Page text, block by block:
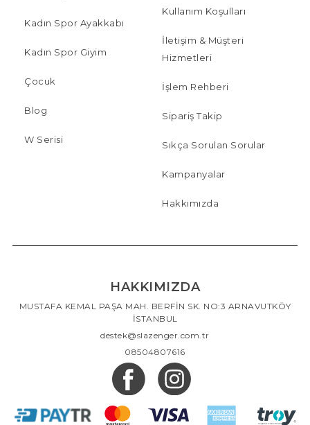
Kadın Spor Ayakkabı
Kadın Spor Giyim
Çocuk
Blog
W Serisi
Kullanım Koşulları
İletişim & Müşteri
Hizmetleri
İşlem Rehberi
Sipariş Takip
Sıkça Sorulan Sorular
Kampanyalar
Hakkımızda
HAKKIMIZDA
MUSTAFA KEMAL PAŞA MAH. BERFİN SK. NO:3 ARNAVUTKÖY
İSTANBUL
destek@slazenger.com.tr
08504807616